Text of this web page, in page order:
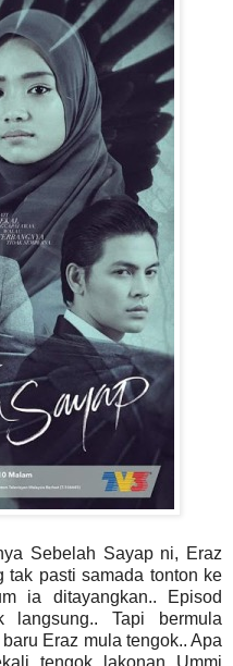
Sebelah Sayap ni, Eraz
tak pasti samada tonton ke
ia ditayangkan.. Episod
langsung.. Tapi bermula
Eraz mula tengok.. Apa